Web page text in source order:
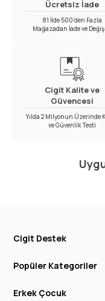
Ücretsiz İade
81 İlde 500’den Fazla
Mağazadan İade ve
Cigit Kalite ve
Güvencesi
Yılda 2 Milyonun Üzerinde
ve Güvenlik Testi
Cigit Destek
Popüler Kategoriler
Erkek Çocuk